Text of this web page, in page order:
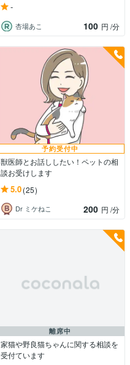
-
杏場あこ 100 円 /分
予約受付中
獣医師とお話ししたい！ペットの相
談お受けします
5.0(25)
Dr ミケねこ 200 円 /分
離席中
家猫や野良猫ちゃんに関する相談を
受付ています